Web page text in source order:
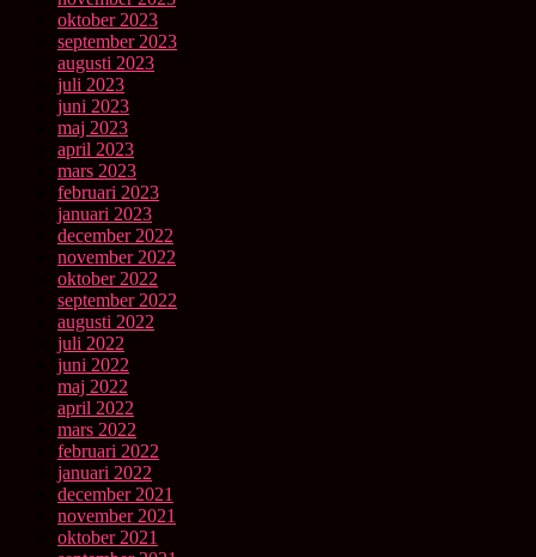
oktober 2023
september 2023
augusti 2023
juli 2023
juni 2023
maj 2023
april 2023
mars 2023
februari 2023
januari 2023
december 2022
november 2022
oktober 2022
september 2022
augusti 2022
juli 2022
juni 2022
maj 2022
april 2022
mars 2022
februari 2022
januari 2022
december 2021
november 2021
oktober 2021